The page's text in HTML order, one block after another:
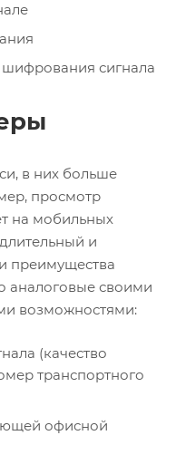
шифрования сигнала
в них больше
просмотр
на мобильных
и
преимущества
аналоговые своими
возможностями:
(качество
транспортного
офисной